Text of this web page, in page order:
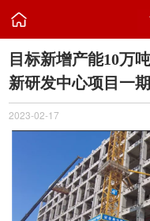

目标新增产能10万
新研发中心项目一
2023-02-17